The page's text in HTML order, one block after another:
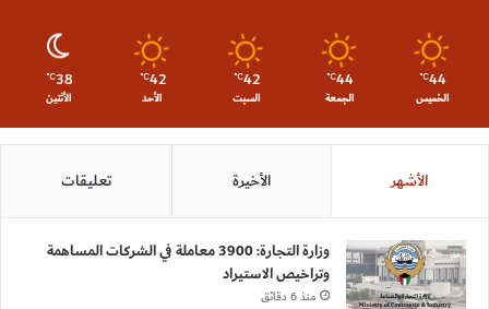
44
℃
الخميس
44
℃
الجمعة
42
℃
السبت
42
℃
الأحد
38
℃
الأثنين
الأشهر الأخيرة تعليقات
وزارة التجارة: 3900 معاملة في الشركات المساهمة
وتراخيص الاستيراد
منذ 6 دقائق